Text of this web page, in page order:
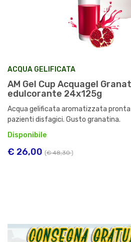
ACQUA GELIFICATA
AM Gel Cup Acquagel
edulcorante 24x125g
Acqua gelificata aromatizzata pronta
pazienti disfagici. Gusto granatina.
Disponibile
€ 26,00 (€ 48,30)